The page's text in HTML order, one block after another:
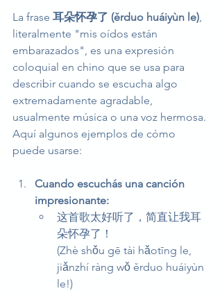
La frase 耳朵怀孕了 (ěrduo huáiyùn le),
literalmente "mis oídos están
embarazados", es una expresión
coloquial en chino que se usa para
describir cuando se escucha algo
extremadamente agradable,
usualmente música o una voz hermosa.
Aquí algunos ejemplos de cómo
puede usarse:
Cuando escuchás una canción
impresionante:
这首歌太好听了，简直让我耳
朵怀孕了！
(Zhè shǒu gē tài hǎotīng le,
jiǎnzhí ràng wǒ ěrduo huáiyùn
le!)